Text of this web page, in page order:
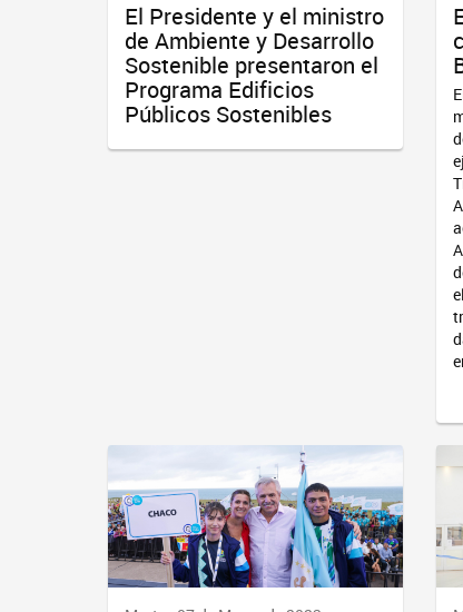
El Presidente y el ministro
de Ambiente y Desarrollo
Sostenible presentaron el
Programa Edificios
Públicos Sostenibles